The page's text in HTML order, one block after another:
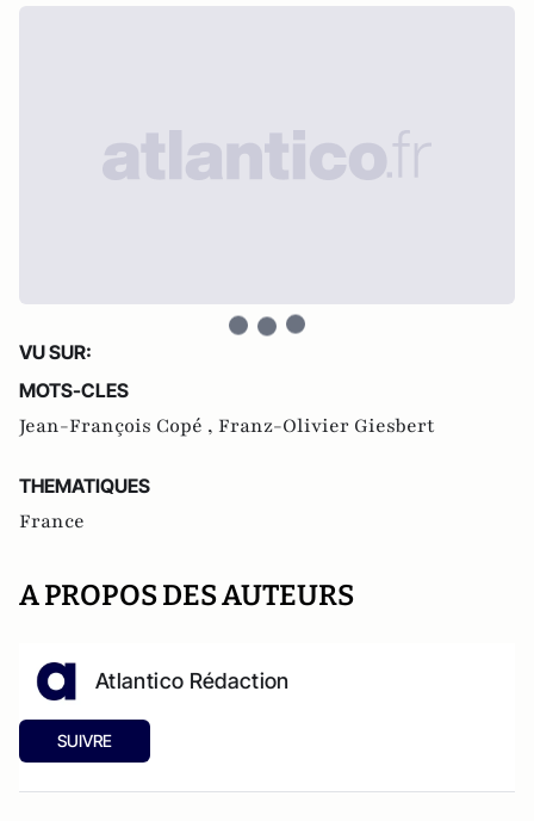
VU SUR:
MOTS-CLES
Jean-François Copé , Franz-Olivier Giesbert
THEMATIQUES
France
A PROPOS DES AUTEURS
Atlantico Rédaction
SUIVRE